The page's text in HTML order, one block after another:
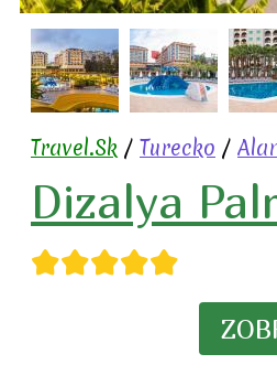
Travel.Sk / Turecko /
Dizalya
★★★★★